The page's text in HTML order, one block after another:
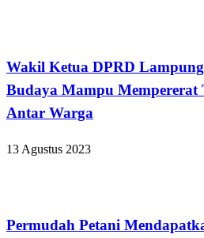
Wakil Ketua DPRD
Budaya Mampu Mempererat
Antar Warga
13 Agustus 2023
Permudah Petani